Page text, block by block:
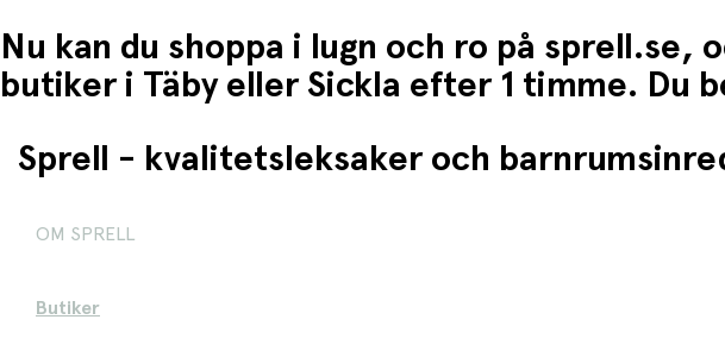
Nu kan du shoppa i lugn och ro på
butiker i Täby eller Sickla efter 1 timme. Du
Sprell - kvalitetsleksaker och
OM SPRELL
Butiker